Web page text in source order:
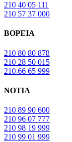
210 40 05 111
210 57 37 000
ΒΟΡΕΙΑ
210 80 80 878
210 28 50 015
210 66 65 999
ΝΟΤΙΑ
210 89 90 600
210 96 07 777
210 98 19 999
210 99 01 999